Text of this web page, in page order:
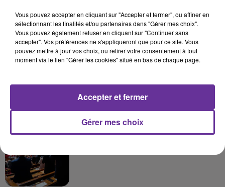
SUR LE MÊME SUJET
France : l’Assemblée nationale franchit
une étape majeure vers le...
Vous pouvez accepter en cliquant sur "Accepter et fermer", ou affiner en
sélectionnant les finalités et/ou partenaires dans "Gérer mes choix".
Vous pouvez également refuser en cliquant sur "Continuer sans
accepter". Vos préférences ne s'appliqueront que pour ce site. Vous
pouvez mettre à jour vos choix, ou retirer votre consentement à tout
moment via le lien "Gérer les cookies" situé en bas de chaque page.
Gérer mes choix
Accepter et fermer